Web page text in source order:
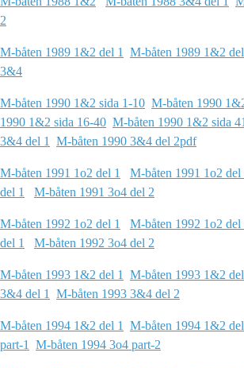
2
M-båten 1989 1&2 del 1 M-båten 1989 1&2
3&4
M-båten 1990 1&2 sida 1-10 M-båten 1990
1990 1&2 sida 16-40 M-båten 1990 1&2 sida
3&4 del 1 M-båten 1990 3&4 del 2pdf
M-båten 1991 1o2 del 1 M-båten 1991 1o2 del
del 1
M-båten 1991 3o4 del 2
M-båten 1992 1o2 del 1 M-båten 1992 1o2 del
del 1
M-båten 1992 3o4 del 2
M-båten 1993 1&2 del 1 M-båten 1993 1&2
3&4 del 1 M-båten 1993 3&4 del 2
M-båten 1994 1&2 del 1 M-båten 1994 1&2
part-1 M-båten 1994 3o4 part-2